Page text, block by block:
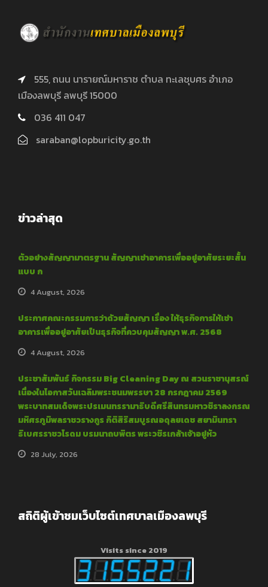
555, ถนน นารายณ์มหาราช ตำบล ทะเลชุบศร อำเภอ
เมืองลพบุรี ลพบุรี 15000
036 411 047
saraban@lopburicity.go.th
ข่าวล่าสุด
ตัวอย่างสัญญามาตรฐาน สัญญาเช่าอาคารเพื่ออยู่อาศัยระยะสั้น
แบบ ก
4 August, 2026
ประกาศคณะกรรมการว่าด้วยสัญญา เรื่อง ให้ธุรกิจการให้เช่า
อาคารเพื่ออยู่อาศัยเป็นธุรกิจที่ควบคุมสัญญา พ.ศ. 2568
4 August, 2026
ประชาสัมพันธ์ กิจกรรม Big Cleaning Day ณ สวนราชานุสรณ์
เนื่องในโอกาสวันเฉลิมพระชนมพรรษา 28 กรกฎาคม 2569
พระบาทสมเด็จพระปรเมนทรรามาธิบดีศรีสินทรมหาวชิราลงกรณ
มหิศรภูมิพลราชวรางกูร กิติสิริสมบูรณอดุลยเดช สยามินทรา
ธิเบศรราชวโรดม บรมนาถบพิตร พระวชิรเกล้าเจ้าอยู่หัว
28 July, 2026
สถิติผู้เข้าชมเว็บไซต์เทศบาลเมืองลพบุรี
Visits since 2019